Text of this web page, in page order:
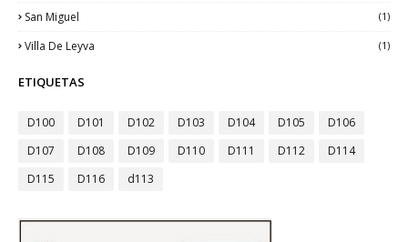
San Miguel (1)
Villa De Leyva (1)
ETIQUETAS
D100 D101 D102 D103 D104 D105
D106
D107
D108 D109 D110 D111 D112
D114
D115
D116 d113